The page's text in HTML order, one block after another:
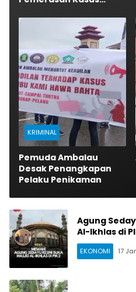
KRIMINAL
Pemuda Ambalau
Desak Penangkapan
Pelaku Penikaman
Agung
Al-Ikhlas di
EKONOMI 17